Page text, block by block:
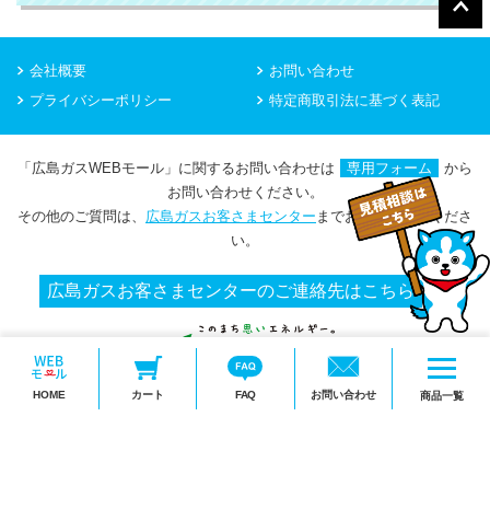
HOME カート FAQ お問い合わせ
メ
ニ
商品一覧
会社概要
お問い合わせ
プライバシーポリシー
特定商取引法に基づく表記
「広島ガスWEBモール」に関するお問い合わせは 専用フォーム
から
お問い合わせください。
その他のご質問は、 広島ガスお客さまセンター までお問い合わせくださ
い。
広島ガスお客さまセンターのご連絡先はこちら
Copyright(c) HIROSHIMA GAS Co.,Ltd.